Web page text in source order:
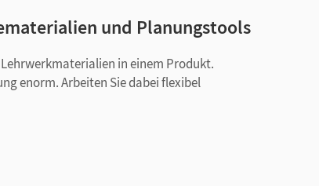
und Planungstools
in einem Produkt.
enorm. Arbeiten Sie dabei flexibel